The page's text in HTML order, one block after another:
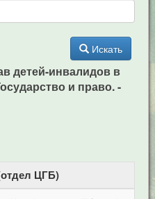
Искать
детей-инвалидов в
и право. -
ЦГБ)